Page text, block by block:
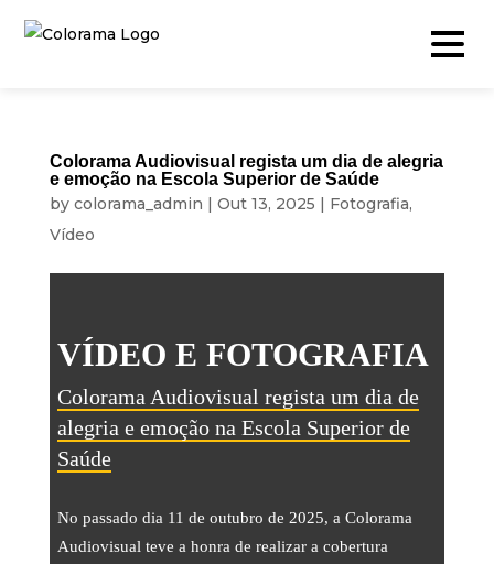
Produção & Conteúdos
Timelapse
Drone
Som
Colorama Audiovisual regista um dia de alegria
e emoção na Escola Superior de Saúde
by colorama_admin | Out 13, 2025 | Fotografia,
Vídeo
VÍDEO E FOTOGRAFIA
Colorama Audiovisual regista um dia de
alegria e emoção na Escola Superior de
Saúde
No passado dia 11 de outubro de 2025, a Colorama
Audiovisual teve a honra de realizar a cobertura